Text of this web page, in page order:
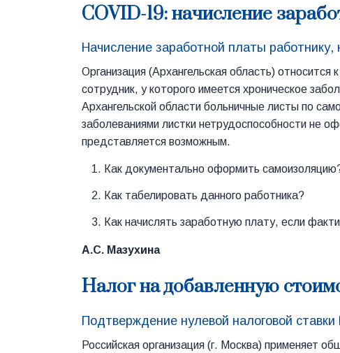
COVID-19: начисление
Начисление заработной платы
Организация (Архангельская область)
сотрудник, у которого имеется хроническое
Архангельской области больничные листы по
заболеваниями листки нетрудоспособности не
представляется возможным.
Как документально оформить
Как табелировать данного работника?
Как начислять заработную плату, если
А.С. Мазухина
Налог на добавленную
Подтверждение нулевой налоговой
Российская организация (г. Москва) применяет